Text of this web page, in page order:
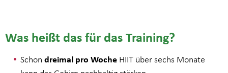
Was heißt das für das Training?
Schon dreimal pro Woche HIIT über sechs Monate